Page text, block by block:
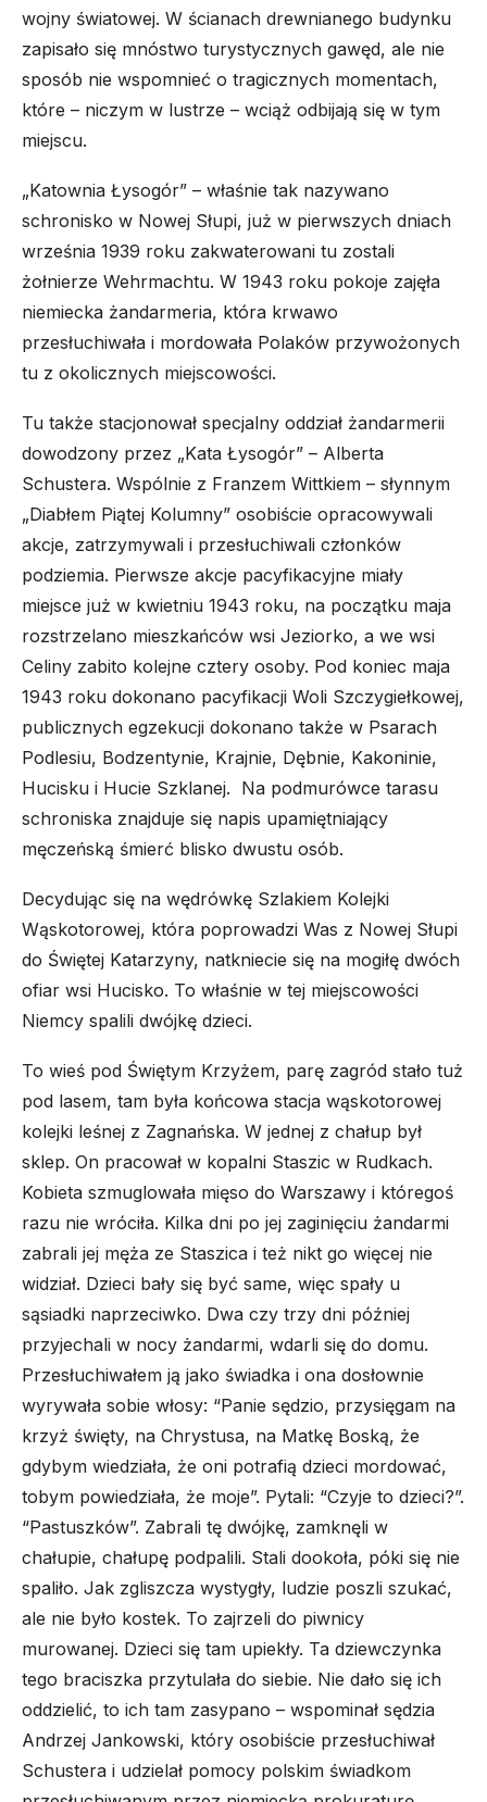
wojny światowej. W ścianach drewnianego budynku
zapisało się mnóstwo turystycznych gawęd, ale nie
sposób nie wspomnieć o tragicznych momentach,
które – niczym w lustrze – wciąż odbijają się w tym
miejscu.
„Katownia Łysogór” – właśnie tak nazywano
schronisko w Nowej Słupi, już w pierwszych dniach
września 1939 roku zakwaterowani tu zostali
żołnierze Wehrmachtu. W 1943 roku pokoje zajęła
niemiecka żandarmeria, która krwawo
przesłuchiwała i mordowała Polaków przywożonych
tu z okolicznych miejscowości.
Tu także stacjonował specjalny oddział żandarmerii
dowodzony przez „Kata Łysogór” – Alberta
Schustera. Wspólnie z Franzem Wittkiem – słynnym
„Diabłem Piątej Kolumny” osobiście opracowywali
akcje, zatrzymywali i przesłuchiwali członków
podziemia. Pierwsze akcje pacyfikacyjne miały
miejsce już w kwietniu 1943 roku, na początku maja
rozstrzelano mieszkańców wsi Jeziorko, a we wsi
Celiny zabito kolejne cztery osoby. Pod koniec maja
1943 roku dokonano pacyfikacji Woli Szczygiełkowej,
publicznych egzekucji dokonano także w Psarach
Podlesiu, Bodzentynie, Krajnie, Dębnie, Kakoninie,
Hucisku i Hucie Szklanej. Na podmurówce tarasu
schroniska znajduje się napis upamiętniający
męczeńską śmierć blisko dwustu osób.
Decydując się na wędrówkę Szlakiem Kolejki
Wąskotorowej, która poprowadzi Was z Nowej Słupi
do Świętej Katarzyny, natkniecie się na mogiłę dwóch
ofiar wsi Hucisko. To właśnie w tej miejscowości
Niemcy spalili dwójkę dzieci.
To wieś pod Świętym Krzyżem, parę zagród stało tuż
pod lasem, tam była końcowa stacja wąskotorowej
kolejki leśnej z Zagnańska. W jednej z chałup był
sklep. On pracował w kopalni Staszic w Rudkach.
Kobieta szmuglowała mięso do Warszawy i któregoś
razu nie wróciła. Kilka dni po jej zaginięciu żandarmi
zabrali jej męża ze Staszica i też nikt go więcej nie
widział. Dzieci bały się być same, więc spały u
sąsiadki naprzeciwko. Dwa czy trzy dni później
przyjechali w nocy żandarmi, wdarli się do domu.
Przesłuchiwałem ją jako świadka i ona dosłownie
wyrywała sobie włosy: “Panie sędzio, przysięgam na
krzyż święty, na Chrystusa, na Matkę Boską, że
gdybym wiedziała, że oni potrafią dzieci mordować,
tobym powiedziała, że moje”. Pytali: “Czyje to dzieci?”.
“Pastuszków”. Zabrali tę dwójkę, zamknęli w
chałupie, chałupę podpalili. Stali dookoła, póki się nie
spaliło. Jak zgliszcza wystygły, ludzie poszli szukać,
ale nie było kostek. To zajrzeli do piwnicy
murowanej. Dzieci się tam upiekły. Ta dziewczynka
tego braciszka przytulała do siebie. Nie dało się ich
oddzielić, to ich tam zasypano – wspominał sędzia
Andrzej Jankowski, który osobiście przesłuchiwał
Schustera i udzielał pomocy polskim świadkom